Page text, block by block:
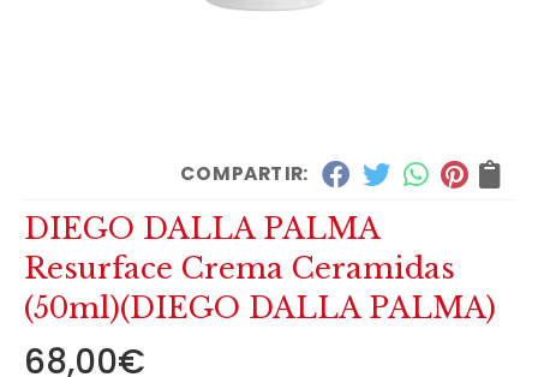
COMPARTIR:
DIEGO DALLA PALMA
Resurface Crema Ceramidas
(50ml)(DIEGO DALLA PALMA)
68,00€